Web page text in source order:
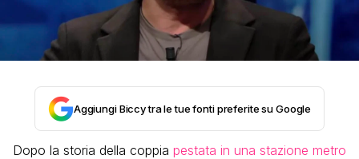
Aggiungi Biccy tra le tue fonti preferite su Google
Dopo la storia della coppia pestata in una stazione metro